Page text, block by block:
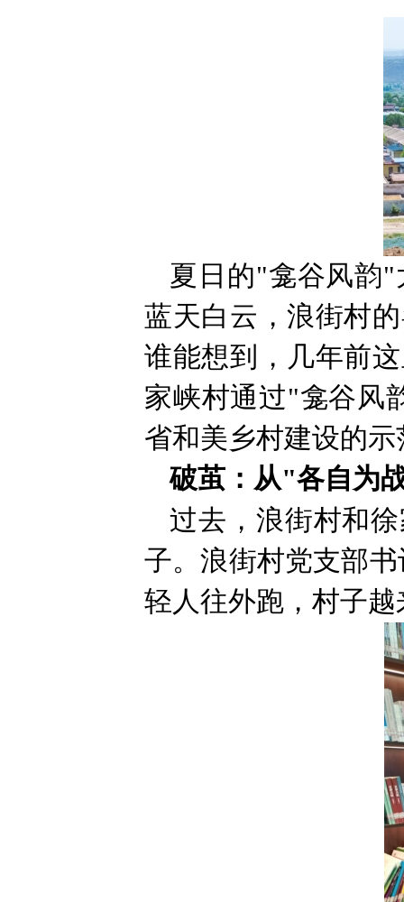
夏日的"龛谷风韵"
蓝天白云，浪街村
谁能想到，几年前
家峡村通过"龛谷风
省和美乡村建设的
破茧：从"各自为
过去，浪街村和
子。浪街村党支部
轻人往外跑，村子